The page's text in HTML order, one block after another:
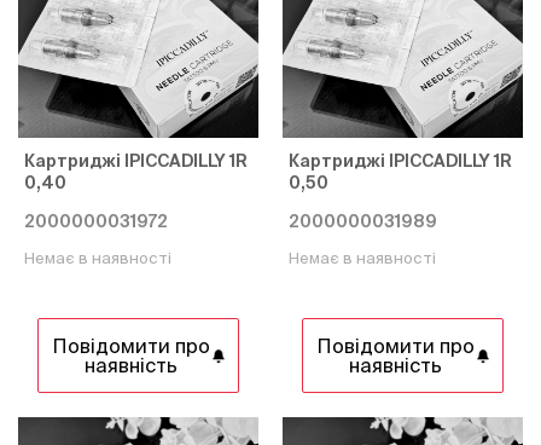
Картриджі IPICCADILLY 1R
0,40
2000000031972
Немає в наявності
Повідомити про
наявність
Картриджі IPICCADILLY 1R
0,50
2000000031989
Немає в наявності
Повідомити про
наявність